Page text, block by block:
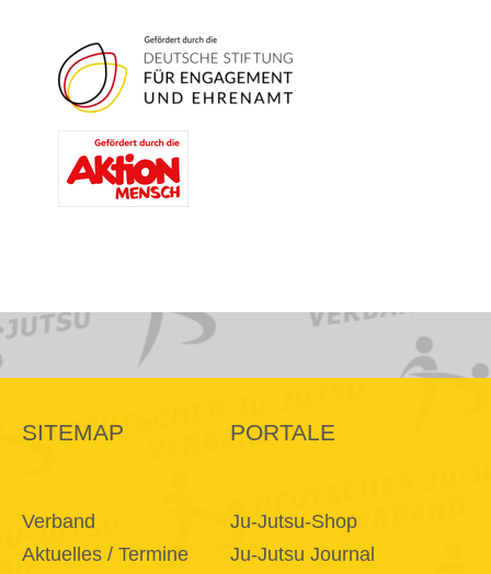
SITEMAP
Verband
Aktuelles / Termine
PORTALE
Ju-Jutsu-Shop
Ju-Jutsu Journal